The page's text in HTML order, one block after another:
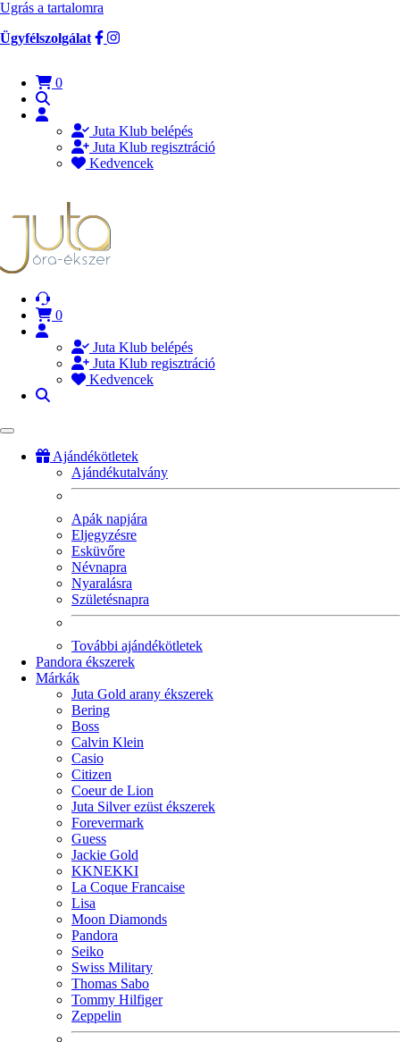
Ugrás a tartalomra
Ügyfélszolgálat
0
Juta Klub belépés
Juta Klub regisztráció
Kedvencek
0
Juta Klub belépés
Juta Klub regisztráció
Kedvencek
Ajándékötletek
Ajándékutalvány
Apák napjára
Eljegyzésre
Esküvőre
Névnapra
Nyaralásra
Születésnapra
További ajándékötletek
Pandora ékszerek
Márkák
Juta Gold arany ékszerek
Bering
Boss
Calvin Klein
Casio
Citizen
Coeur de Lion
Juta Silver ezüst ékszerek
Forevermark
Guess
Jackie Gold
KKNEKKI
La Coque Francaise
Lisa
Moon Diamonds
Pandora
Seiko
Swiss Military
Thomas Sabo
Tommy Hilfiger
Zeppelin